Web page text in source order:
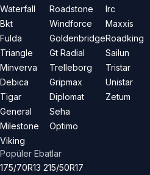
Waterfall
Bkt
Fulda
Triangle
Minverva
Debica
Tigar
General
Milestone
Viking
Roadstone
Windforce
Goldenbridge
Gt Radial
Trelleborg
Gripmax
Diplomat
Seha
Optimo
Irc
Maxxis
Roadking
Sailun
Tristar
Unistar
Zetum
Popüler Ebatlar
175/70R13 215/50R17